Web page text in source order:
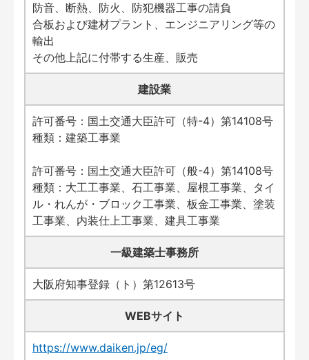
防音、断熱、防火、防犯機器工事の請負
合板および建材プラント、エンジニアリング等の
輸出
その他上記に付帯する生産、販売
建設業
許可番号：国土交通大臣許可（特-4）第14108号
種類：建築工事業
許可番号：国土交通大臣許可（般-4）第14108号
種類：大工工事業、石工事業、屋根工事業、タイ
ル・れんが・ブロック工事業、板金工事業、塗装
工事業、内装仕上工事業、建具工事業
一級建築士事務所
大阪府知事登録（ト）第12613号
WEBサイト
https://www.daiken.jp/eg/